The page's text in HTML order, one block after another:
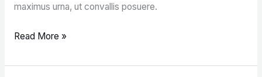
maximus urna, ut convallis posuere.
Read More »